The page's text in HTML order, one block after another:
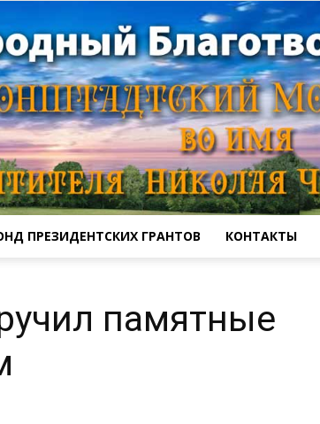
ПРЕЗИДЕНТСКИХ ГРАНТОВ КОНТАКТЫ
памятные